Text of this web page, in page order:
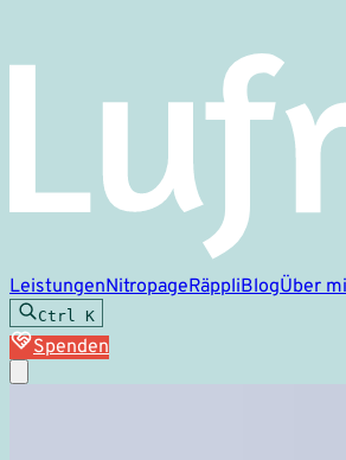
LeistungenNitropageRäppliBlogÜber
Ctrl K
Spenden